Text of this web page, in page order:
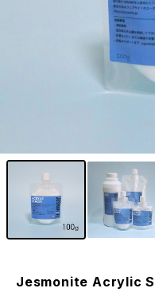
Jesmonite Acrylic